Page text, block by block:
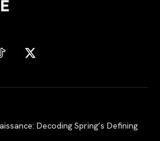
Decoding Spring’s Defining